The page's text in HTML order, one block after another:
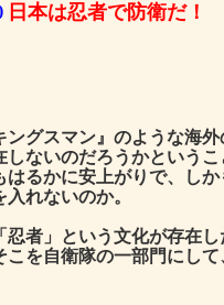
日本は忍者で防衛だ！
グスマン』のような海
しないのだろうかという
はるかに安上がりで、し
れないのか。
者」という文化が存在
こを自衛隊の一部門にし